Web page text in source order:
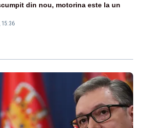
15:36
din nou, motorina este la un